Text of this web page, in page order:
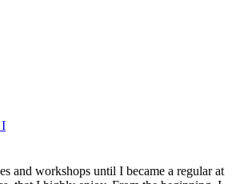
I
and workshops until I became a regular at